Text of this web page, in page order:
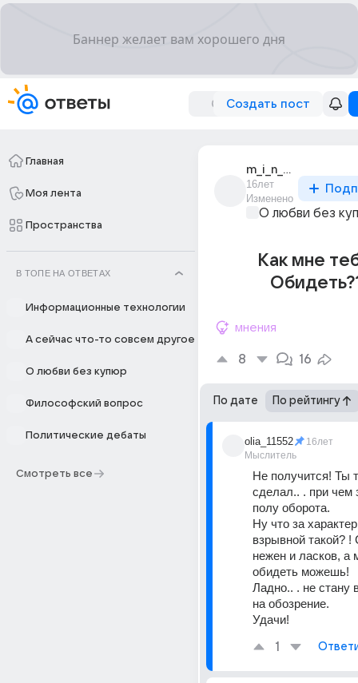
Создать пост
Главная
Моя лента
Пространства
В ТОПЕ НА ОТВЕТАХ
Информационные технологии
А сейчас что-то совсем другое
О любви без купюр
Философский вопрос
Политические дебаты
Смотреть все
m_i_n_c_h_a_n_i_n
16лет
Изменено
О любви без
Как мне
мнения
8 16
По дате По рейтингу
olia_11552
Мыслитель
16лет
Не получится! Ты
сделал.. . при чем
полу оборота.
Ну что за
взрывной такой? !
нежен и ласков, а
обидеть можешь!
Ладно.. . не стану
на обозрение.
Удачи!
1